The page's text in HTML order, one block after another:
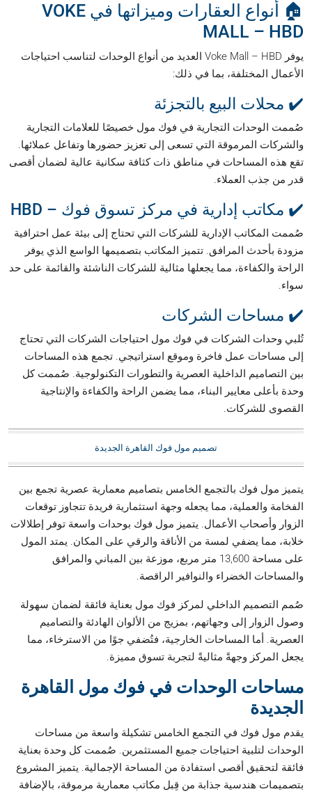
🏠 أنواع العقارات وميزاتها في VOKE
MALL – HBD
يوفر Voke Mall – HBD العديد من أنواع الوحدات لتناسب احتياجات
الأعمال المختلفة، بما في ذلك:
✔️ محلات البيع بالتجزئة
صُممت الوحدات التجارية في فوك مول خصيصًا للعلامات التجارية
والشركات المرموقة التي تسعى إلى تعزيز حضورها وتفاعل عملائها.
تقع هذه المساحات في مناطق ذات كثافة سكانية عالية لضمان أقصى
قدر من جذب العملاء.
✔️ مكاتب إدارية في مركز تسوق فوك – HBD
صُممت المكاتب الإدارية للشركات التي تحتاج إلى بيئة عمل احترافية
مزودة بأحدث المرافق. تتميز المكاتب بتصميمها الواسع الذي يوفر
الراحة والكفاءة، مما يجعلها مثالية للشركات الناشئة والقائمة على حد
سواء.
✔️ مساحات الشركات
تُلبي وحدات الشركات في فوك مول احتياجات الشركات التي تحتاج
إلى مساحات عمل فاخرة وموقع استراتيجي. تجمع هذه المساحات
بين التصاميم الداخلية العصرية والتطورات التكنولوجية. صُممت كل
وحدة بأعلى معايير البناء، مما يضمن الراحة والكفاءة والإنتاجية
القصوى للشركات.
تصميم مول فوك القاهرة الجديدة
يتميز مول فوك بالتجمع الخامس بتصاميم معمارية عصرية تجمع بين
الفخامة والعملية، مما يجعله وجهة استثمارية فريدة تتجاوز توقعات
الزوار وأصحاب الأعمال. يتميز مول فوك بوحدات واسعة توفر إطلالات
خلابة، مما يضفي لمسة من الأناقة والرقي على المكان. يمتد المول
على مساحة 13,600 متر مربع، موزعة بين المباني والمرافق
والمساحات الخضراء والنوافير الراقصة.
صُمم التصميم الداخلي لمركز فوك مول بعناية فائقة لضمان سهولة
وصول الزوار إلى وجهاتهم، بمزيج من الألوان الهادئة والتصاميم
العصرية. أما المساحات الخارجية، فتُضفي جوًا من الاسترخاء، مما
يجعل المركز وجهةً مثاليةً لتجربة تسوق مميزة.
مساحات الوحدات في فوك مول القاهرة
الجديدة
يقدم مول فوك في التجمع الخامس تشكيلة واسعة من مساحات
الوحدات لتلبية احتياجات جميع المستثمرين. صُممت كل وحدة بعناية
فائقة لتحقيق أقصى استفادة من المساحة الإجمالية. يتميز المشروع
بتصميمات هندسية جذابة من قِبل مكاتب معمارية مرموقة، بالإضافة